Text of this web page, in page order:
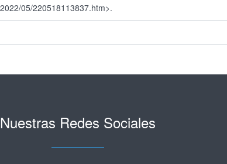
05/220518113837.htm>.
Nuestras Redes Sociales